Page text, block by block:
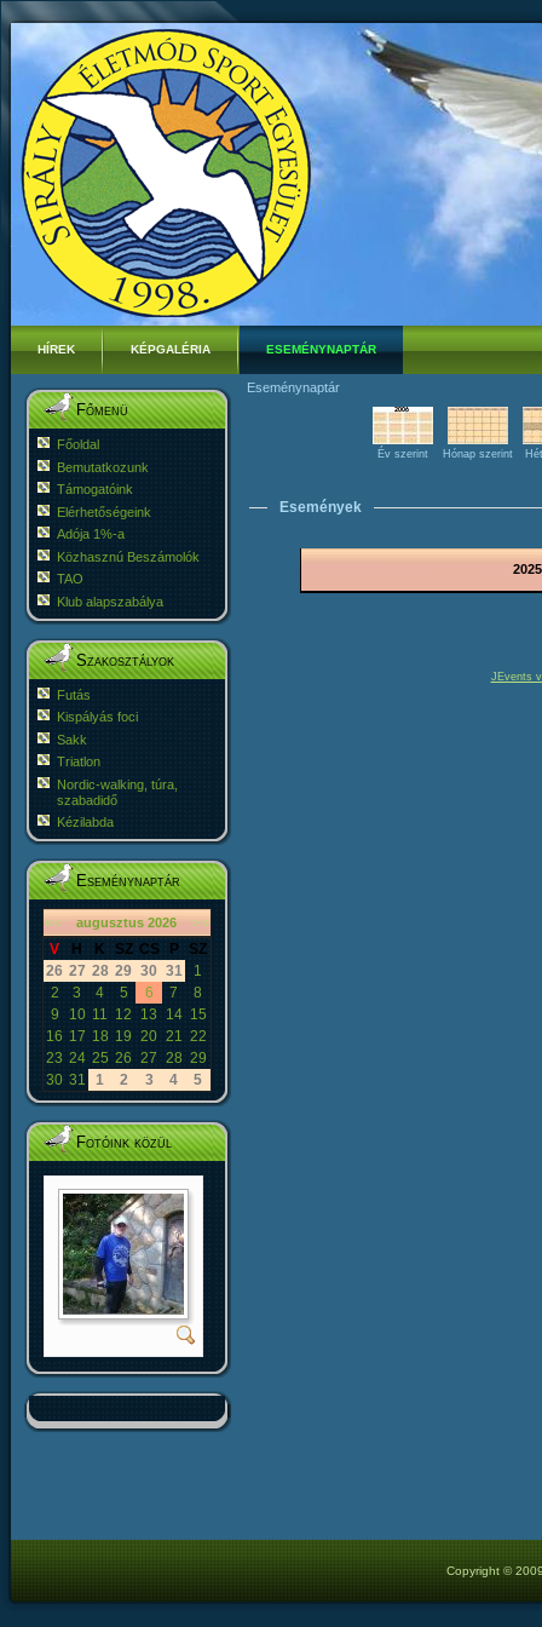
HÍREK KÉPGALÉRIA ESEMÉNYNAPTÁR
Főmenü
Főoldal
Bemutatkozunk
Támogatóink
Elérhetőségeink
Adója 1%-a
Közhasznú Beszámolók
TAO
Klub alapszabálya
Szakosztályok
Futás
Kispályás foci
Sakk
Triatlon
Nordic-walking, túra,
szabadidő
Kézilabda
Eseménynaptár
«< augusztus 2026 >»
V H K SZ CS P
SZ
26 27 28 29 30 31
1
2
3 4 5 6 7
8
9
10 11 12 13 14 15
16 17 18 19 20 21 22
23 24 25 26 27 28 29
30 31 1 2 3 4 5
Fotóink közül
Eseménynaptár
Év szerint Hónap szerint
Események
JEvents
Copyright ©